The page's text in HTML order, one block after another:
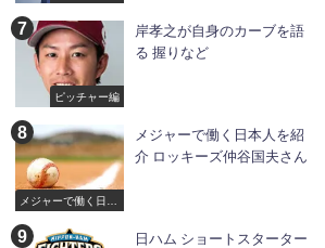
ピッチャー編
岸孝之が自身のカーブを語
る 握りなど
メジャーで働く日本
メジャーで働く日本人を紹
介 ロッキーズ仲谷国夫さん
日ハム ショートスターター